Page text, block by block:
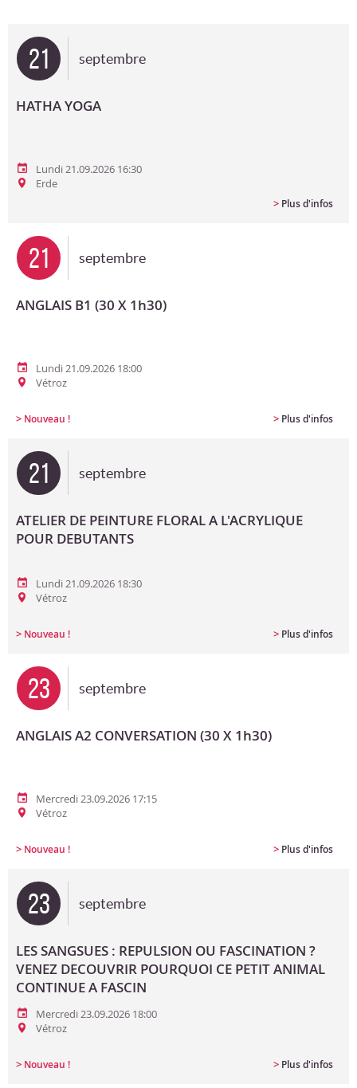
Programme en PDF
21 septembre
HATHA YOGA
Lundi 21.09.2026 16:30
Erde
> Plus d'infos
21 septembre
ANGLAIS B1 (30 X 1h30)
Lundi 21.09.2026 18:00
Vétroz
> Nouveau ! > Plus d'infos
21 septembre
ATELIER DE PEINTURE FLORAL A L'ACRYLIQUE
POUR DEBUTANTS
Lundi 21.09.2026 18:30
Vétroz
> Nouveau ! > Plus d'infos
23 septembre
ANGLAIS A2 CONVERSATION (30 X 1h30)
Mercredi 23.09.2026 17:15
Vétroz
> Nouveau ! > Plus d'infos
23 septembre
LES SANGSUES : REPULSION OU FASCINATION ?
VENEZ DECOUVRIR POURQUOI CE PETIT ANIMAL
CONTINUE A FASCIN
Mercredi 23.09.2026 18:00
Vétroz
> Nouveau ! > Plus d'infos